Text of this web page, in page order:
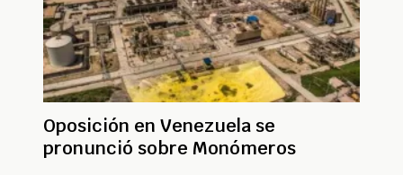
Oposición en Venezuela se
pronunció sobre Monómeros